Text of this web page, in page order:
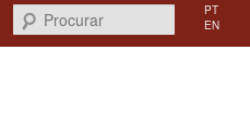
Procurar
PT
EN